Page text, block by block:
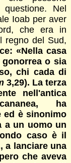
Nel
Ioab per aver
che era in
regno del Sud,
«Nella casa
o sia
chi cada di
3,29). La terza
nell'antica
ha
ed è sinonimo
a un uomo un
caso è il
a lanciare una
che aveva